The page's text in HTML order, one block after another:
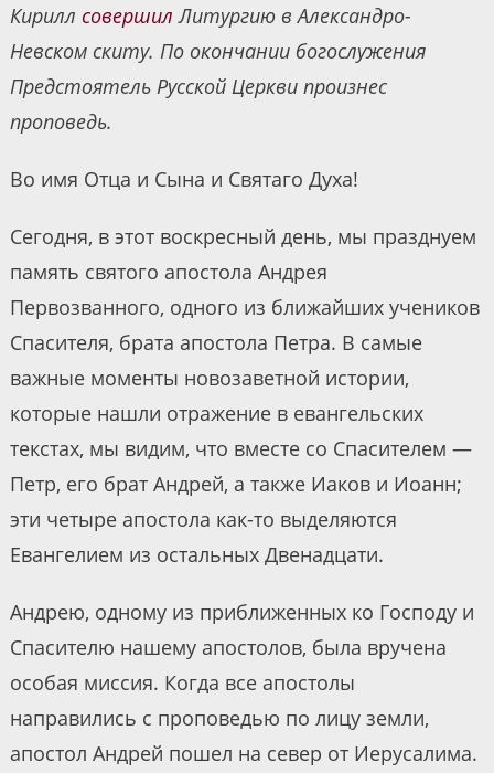
Кирилл совершил Литургию в Александро-
Невском скиту. По окончании богослужения
Предстоятель Русской Церкви произнес
проповедь.
Во имя Отца и Сына и Святаго Духа!
Сегодня, в этот воскресный день, мы празднуем
память святого апостола Андрея
Первозванного, одного из ближайших учеников
Спасителя, брата апостола Петра. В самые
важные моменты новозаветной истории,
которые нашли отражение в евангельских
текстах, мы видим, что вместе со Спасителем —
Петр, его брат Андрей, а также Иаков и Иоанн;
эти четыре апостола как-то выделяются
Евангелием из остальных Двенадцати.
Андрею, одному из приближенных ко Господу и
Спасителю нашему апостолов, была вручена
особая миссия. Когда все апостолы
направились с проповедью по лицу земли,
апостол Андрей пошел на север от Иерусалима.